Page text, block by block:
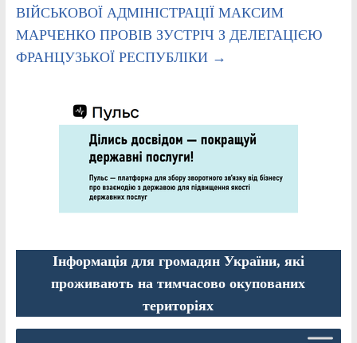
ВІЙСЬКОВОЇ АДМІНІСТРАЦІЇ МАКСИМ
МАРЧЕНКО ПРОВІВ ЗУСТРІЧ З ДЕЛЕГАЦІЄЮ
ФРАНЦУЗЬКОЇ РЕСПУБЛІКИ →
Інформація для громадян України, які
проживають на тимчасово окупованих
територіях